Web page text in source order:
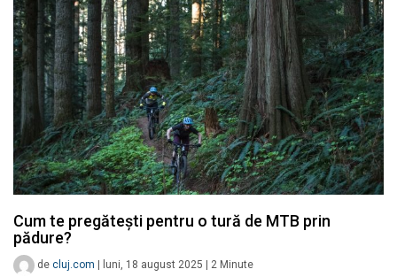
Cum te pregătești pentru o tură de MTB prin
pădure?
de cluj.com luni, 18 august 2025 2 Minute